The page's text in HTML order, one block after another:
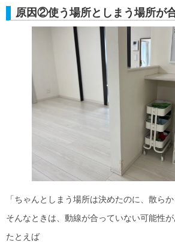
原因②使う場所としまう場所が
「ちゃんとしまう場所は決めたのに、散らか
そんなときは、動線が合っていない可能性が
たとえば